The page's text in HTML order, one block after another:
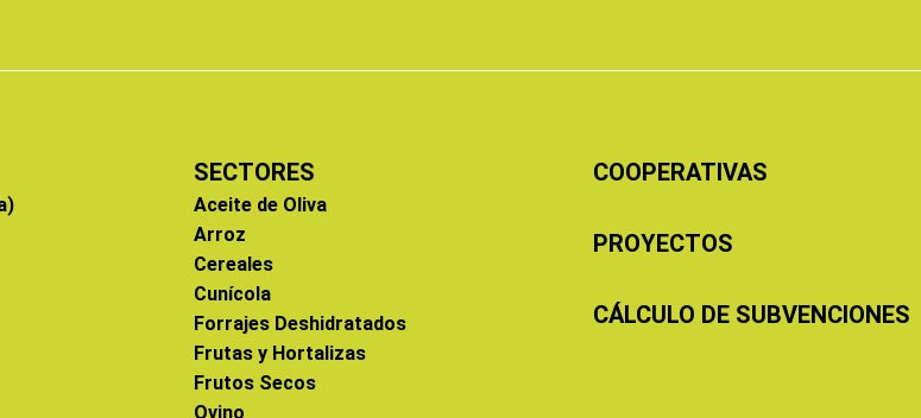
SECTORES
Aceite de Oliva
Arroz
Cereales
Cunícola
Forrajes Deshidratados
Frutas y Hortalizas
Frutos Secos
Ovino
COOPERATIVAS
PROYECTOS
CÁLCULO DE SUBVENCIONES